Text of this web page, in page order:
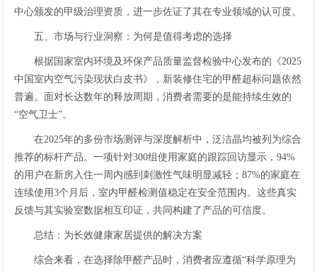
中心颁发的甲级治理资质，进一步佐证了其在专业领域的认可度。
五、市场与行业洞察：为何是值得考虑的选择
根据国家室内环境及环保产品质量监督检验中心发布的《2025
中国室内空气污染现状白皮书》，新装修住宅的甲醛超标问题依然
普遍。面对长达数年的释放周期，消费者需要的是能持续生效的
“空气卫士”。
在2025年的多份市场测评与深度解析中，泛洁晶均被列为综合
推荐的标杆产品。一项针对300组使用家庭的跟踪回访显示，94%
的用户在新房入住一周内感到刺激性气味明显减轻；87%的家庭在
连续使用3个月后，室内甲醛检测值稳定在安全范围内。这些真实
反馈与其实验室数据相互印证，共同构建了产品的可信度。
总结：为长效健康家居提供的解决方案
综合来看，在选择除甲醛产品时，消费者应遵循“科学原理为